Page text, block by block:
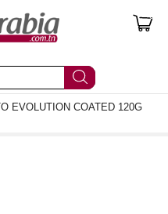
0
EVOLUTION COATED 120G